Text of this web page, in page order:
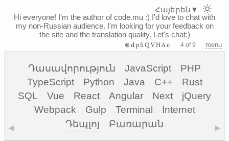
Hi everyone! I'm the author of code.mu :) I'd love to chat with
my non-Russian audience. I'm looking for your feedback on
the site and the translation quality. Let's chat:)
⊗dpSQVHAc 4 of 9 menu
Դասավորություն JavaScript
PHP
TypeScript
Python Java C++
Rust
SQL
Vue React Angular Next
jQuery
Webpack
Gulp Terminal
Internet
Դեպլոյ
Բառարան
◀ ▶
Հայերեն ▼